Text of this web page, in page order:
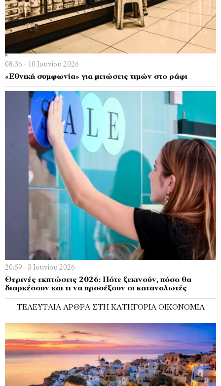
08:36 - 10 Ιουνίου 2026
«Εθνική συμφωνία» για μειώσεις τιμών στο ράφι
20:59 - 3 Ιουνίου 2026
Θερινές εκπτώσεις 2026: Πότε ξεκινούν, πόσο θα
διαρκέσουν και τι να προσέξουν οι καταναλωτές
ΤΕΛΕΥΤΑΊΑ ΆΡΘΡΑ ΣΤΗ ΚΑΤΗΓΟΡΊΑ ΟΙΚΟΝΟΜΊΑ